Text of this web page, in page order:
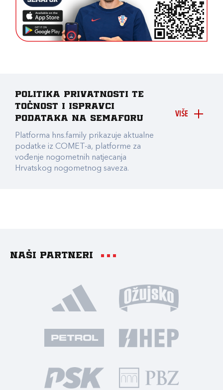
VIŠE
Politika privatnosti te
točnost i ispravci
podataka na Semaforu
Platforma hns.family prikazuje aktualne
podatke iz COMET-a, platforme za
vođenje nogometnih natjecanja
Hrvatskog nogometnog saveza.
Naši partneri